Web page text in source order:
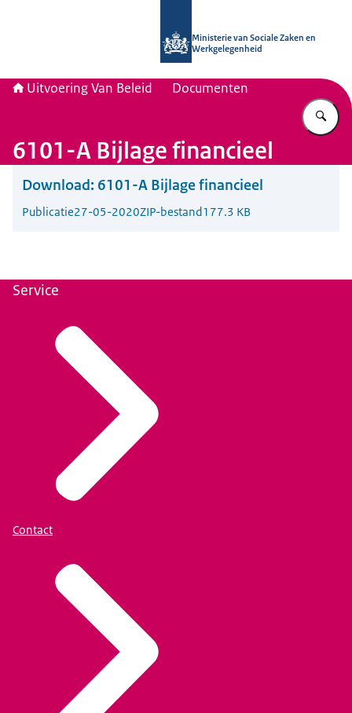
Ministerie van Sociale Zaken en
Werkgelegenheid
Uitvoering Van Beleid Documenten
6101-A Bijlage financieel
Download: 6101-A Bijlage financieel
Publicatie27-05-2020ZIP-bestand177.3 KB
Service
Contact